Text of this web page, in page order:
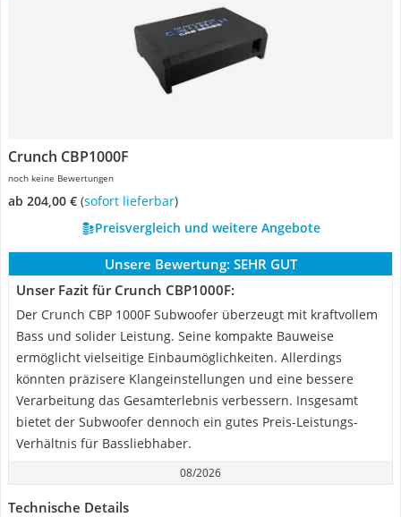
Crunch CBP1000F
noch keine Bewertungen
ab 204,00 € ( Sofort lieferbar)
Preisvergleich und weitere Angebote
Unsere Bewertung: SEHR GUT
Unser Fazit für Crunch CBP1000F:
Der Crunch CBP 1000F Subwoofer überzeugt mit kraftvollem
Bass und solider Leistung. Seine kompakte Bauweise
ermöglicht vielseitige Einbaumöglichkeiten. Allerdings
könnten präzisere Klangeinstellungen und eine bessere
Verarbeitung das Gesamterlebnis verbessern. Insgesamt
bietet der Subwoofer dennoch ein gutes Preis-Leistungs-
Verhältnis für Bassliebhaber.
08/2026
Technische Details